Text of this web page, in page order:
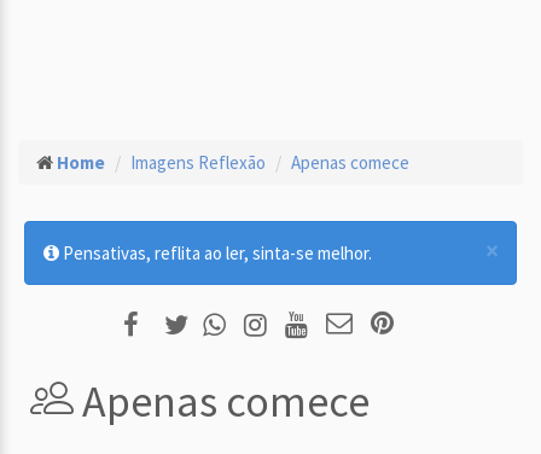
Home Imagens Reflexão Apenas comece
×
Pensativas, reflita ao ler, sinta-se melhor.
Apenas comece